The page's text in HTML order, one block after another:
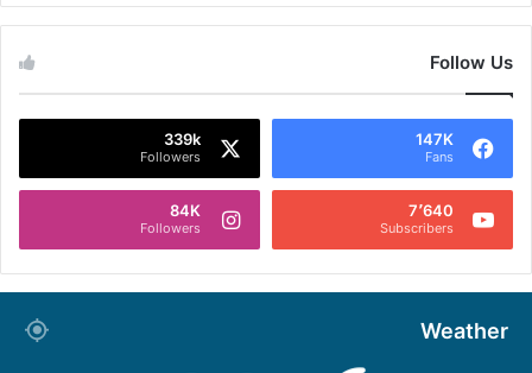
Follow Us
147K
Fans
339k
Followers
7٬640
Subscribers
84K
Followers
Weather